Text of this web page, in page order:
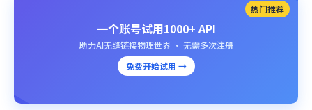
热门推荐
一个账号试用1000+ API
助力AI无缝链接物理世界 · 无需多次注册
免费开始试用 →